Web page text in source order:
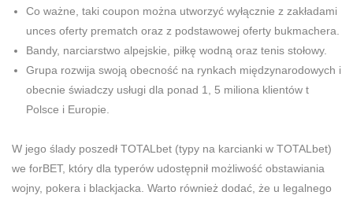
Co ważne, taki coupon można utworzyć wyłącznie z zakładami
unces oferty prematch oraz z podstawowej oferty bukmachera.
Bandy, narciarstwo alpejskie, piłkę wodną oraz tenis stołowy.
Grupa rozwija swoją obecność na rynkach międzynarodowych i
obecnie świadczy usługi dla ponad 1, 5 miliona klientów t
Polsce i Europie.
W jego ślady poszedł TOTALbet (typy na karcianki w TOTALbet)
we forBET, który dla typerów udostępnił możliwość obstawiania
wojny, pokera i blackjacka. Warto również dodać, że u legalnego